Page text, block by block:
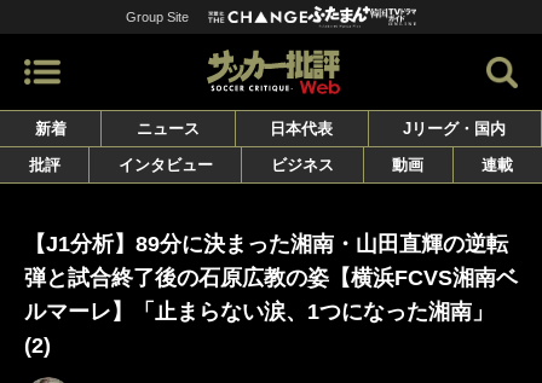
Group Site
新着 ニュース 日本代表
Jリーグ・国内
批評
インタビュー ビジネス 動画 連載
【J1分析】89分に決まった湘南・山田直輝の逆転
弾と試合終了後の石原広教の姿【横浜FCVS湘南ベ
ルマーレ】「止まらない涙、1つになった湘南」
(2)